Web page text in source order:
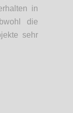
in
die
sehr